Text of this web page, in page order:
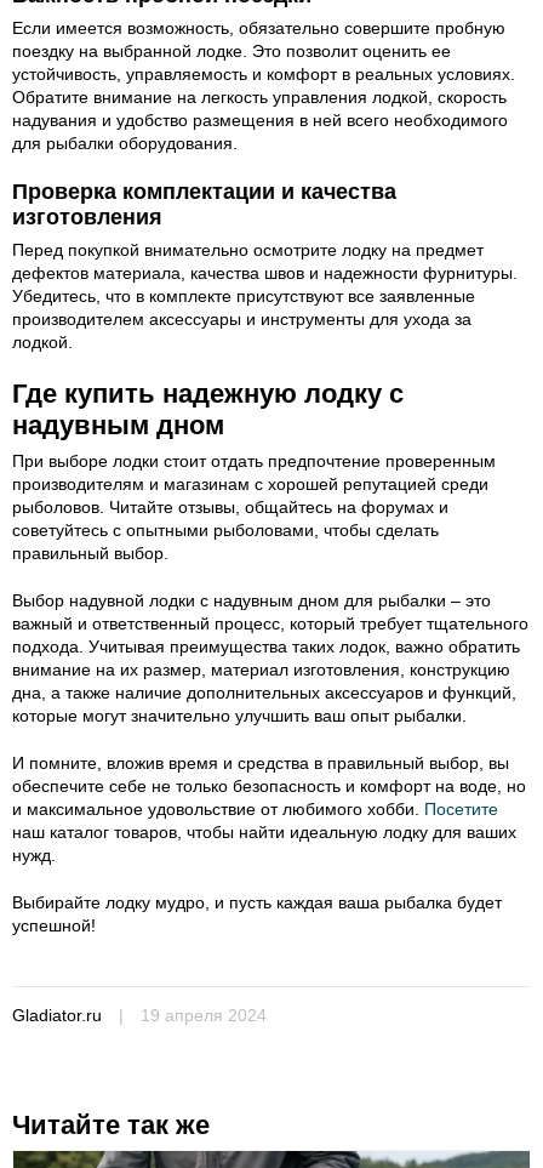
Если имеется возможность, обязательно совершите пробную
поездку на выбранной лодке. Это позволит оценить ее
устойчивость, управляемость и комфорт в реальных условиях.
Обратите внимание на легкость управления лодкой, скорость
надувания и удобство размещения в ней всего необходимого
для рыбалки оборудования.
Проверка комплектации и качества
изготовления
Перед покупкой внимательно осмотрите лодку на предмет
дефектов материала, качества швов и надежности фурнитуры.
Убедитесь, что в комплекте присутствуют все заявленные
производителем аксессуары и инструменты для ухода за
лодкой.
Где купить надежную лодку с
надувным дном
При выборе лодки стоит отдать предпочтение проверенным
производителям и магазинам с хорошей репутацией среди
рыболовов. Читайте отзывы, общайтесь на форумах и
советуйтесь с опытными рыболовами, чтобы сделать
правильный выбор.
Выбор надувной лодки с надувным дном для рыбалки – это
важный и ответственный процесс, который требует тщательного
подхода. Учитывая преимущества таких лодок, важно обратить
внимание на их размер, материал изготовления, конструкцию
дна, а также наличие дополнительных аксессуаров и функций,
которые могут значительно улучшить ваш опыт рыбалки.
И помните, вложив время и средства в правильный выбор, вы
обеспечите себе не только безопасность и комфорт на воде, но
и максимальное удовольствие от любимого хобби. Посетите
наш каталог товаров, чтобы найти идеальную лодку для ваших
нужд.
Выбирайте лодку мудро, и пусть каждая ваша рыбалка будет
успешной!
Gladiator.ru | 19 апреля 2024
Читайте так же